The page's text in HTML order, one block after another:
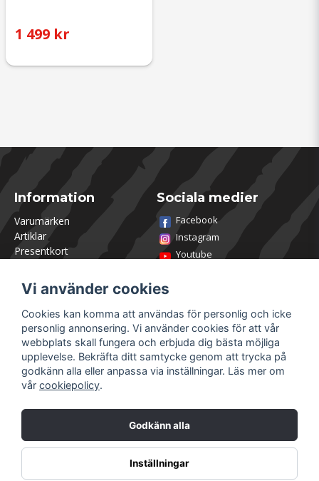
1 499 kr
Information
Varumärken
Artiklar
Presentkort
Om Utklasad
Team Utklasad
Recensera och vinn
Öppettider Lagershop
Jobba hos oss
Returer
Villkor & Policy
Sociala medier
Facebook
Instagram
Youtube
Registrera dig
Glömt lösenord?
Vi använder cookies
Cookies kan komma att användas för personlig och icke
personlig annonsering. Vi använder cookies för att vår
webbplats skall fungera och erbjuda dig bästa möjliga
upplevelse. Bekräfta ditt samtycke genom att trycka på
godkänn alla eller anpassa via inställningar. Läs mer om
vår cookiepolicy.
Godkänn alla
Inställningar